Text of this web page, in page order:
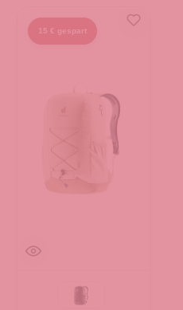
15 € gespart
Black